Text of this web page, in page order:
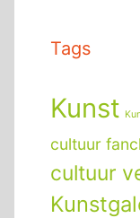
Tags
Kunst
cultuur
cultuur